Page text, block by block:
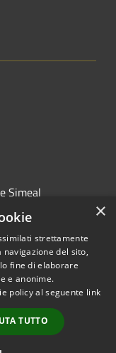
Simeal
© 2026 • Comune di
Inferiore • Powered
•Accesso
redazione
×
strettamente
del sito,
fine di elaborare
e anonime.
policy al seguente link
TUTTO